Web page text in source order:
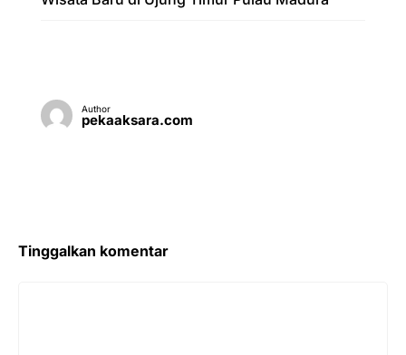
Author
pekaaksara.com
Tinggalkan komentar